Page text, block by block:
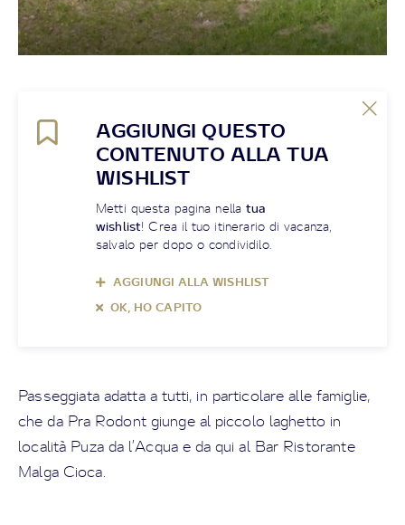
AGGIUNGI QUESTO
CONTENUTO ALLA TUA
WISHLIST
Metti questa pagina nellatua
wishlist! Crea il tuo itinerario di vacanza,
salvalo per dopo o condividilo.
AGGIUNGI ALLA WISHLIST
OK, HO CAPITO
Passeggiata adatta a tutti, in particolare alle famiglie,
che da Pra Rodont giunge al piccolo laghetto in
località Puza da l’Acqua e da qui al Bar Ristorante
Malga Cioca.